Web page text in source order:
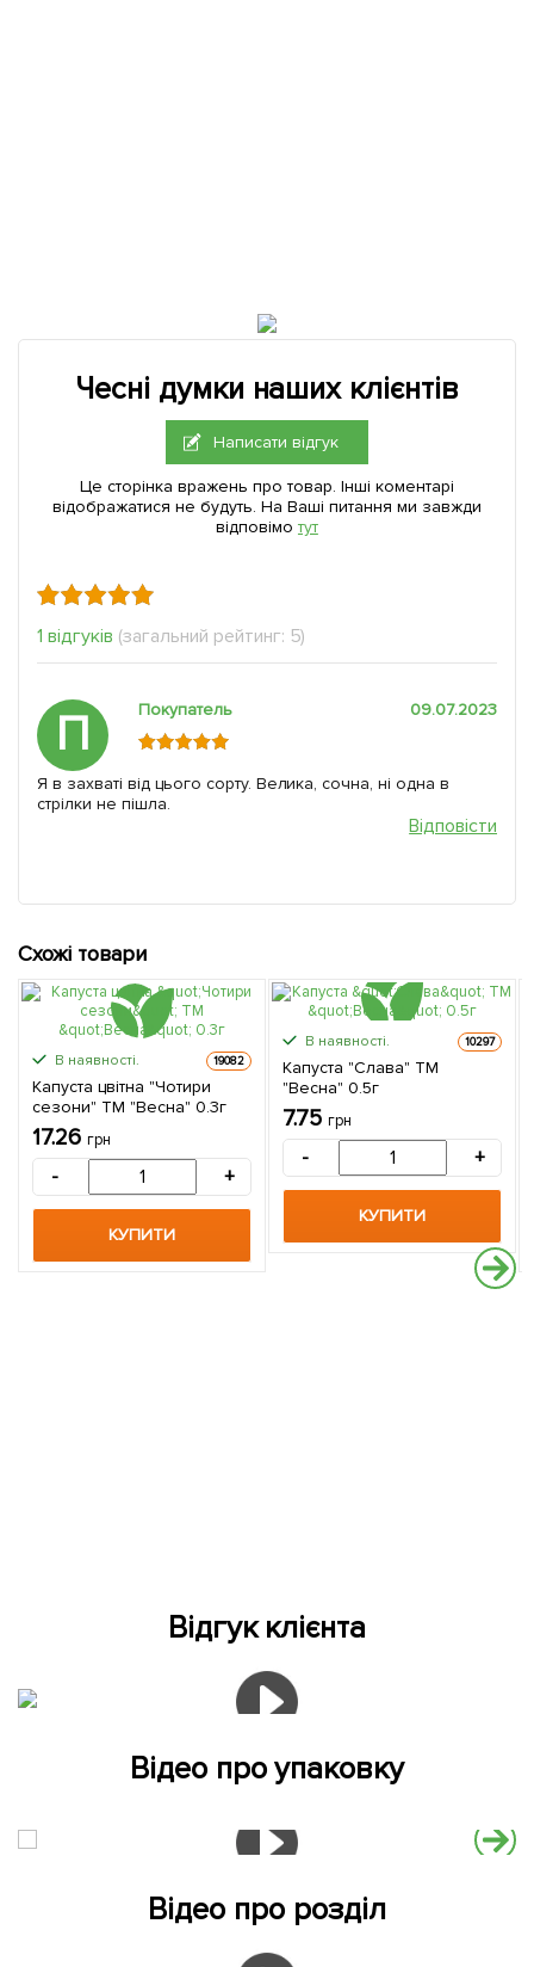
Чесні думки наших клієнтів
Написати відгук
Це сторінка вражень про товар. Інші коментарі
відображатися не будуть. На Ваші питання ми завжди
відповімо тут
1 відгуків (загальний рейтинг: 5)
П Покупатель 09.07.2023
Я в захваті від цього сорту. Велика, сочна, ні одна в
стрілки не пішла.
Відповісти
Схожі товари
В наявності. 19082
Капуста цвітна "Чотири
сезони" ТМ "Весна" 0.3г
17.26 грн
- +
КУПИТИ
В наявності. 10297
Капуста "Слава" ТМ
"Весна" 0.5г
7.75 грн
- +
КУПИТИ
Відгук клієнта
Відео про упаковку
Відео про розділ